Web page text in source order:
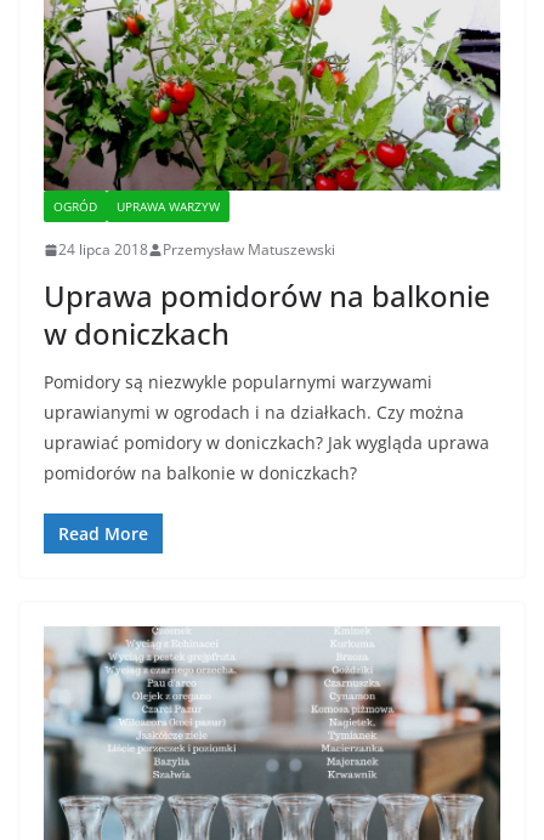
OGRÓD UPRAWA WARZYW
24 lipca 2018 Przemysław Matuszewski
Uprawa pomidorów na balkonie
w doniczkach
Pomidory są niezwykle popularnymi warzywami
uprawianymi w ogrodach i na działkach. Czy można
uprawiać pomidory w doniczkach? Jak wygląda uprawa
pomidorów na balkonie w doniczkach?
Read More